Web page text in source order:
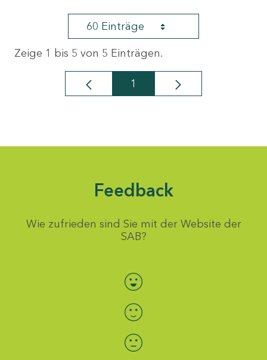
60 Einträge
Zeige 1 bis 5 von 5 Einträgen.
Seite
1
Feedback
Wie zufrieden sind Sie mit der Website der
SAB?
Bewertung auswählen